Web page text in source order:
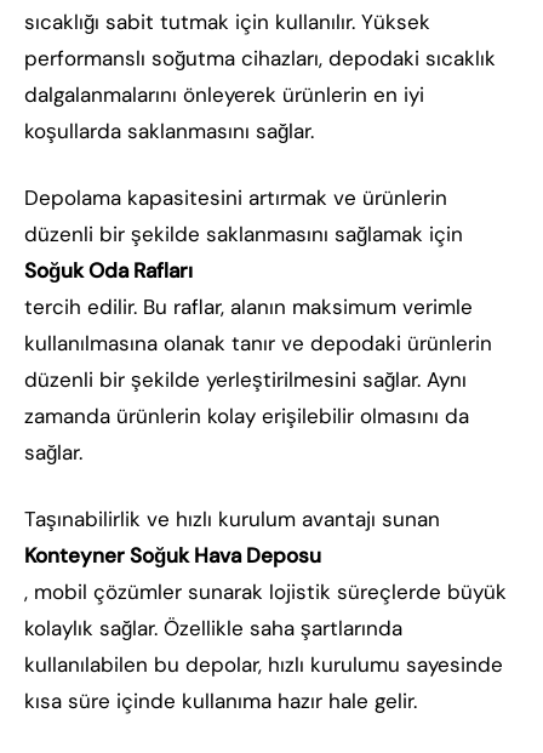
sıcaklığı sabit tutmak için kullanılır. Yüksek
performanslı soğutma cihazları, depodaki sıcaklık
dalgalanmalarını önleyerek ürünlerin en iyi
koşullarda saklanmasını sağlar.
Depolama kapasitesini artırmak ve ürünlerin
düzenli bir şekilde saklanmasını sağlamak için
Soğuk Oda Rafları
tercih edilir. Bu raflar, alanın maksimum verimle
kullanılmasına olanak tanır ve depodaki ürünlerin
düzenli bir şekilde yerleştirilmesini sağlar. Aynı
zamanda ürünlerin kolay erişilebilir olmasını da
sağlar.
Taşınabilirlik ve hızlı kurulum avantajı sunan
Konteyner Soğuk Hava Deposu
, mobil çözümler sunarak lojistik süreçlerde büyük
kolaylık sağlar. Özellikle saha şartlarında
kullanılabilen bu depolar, hızlı kurulumu sayesinde
kısa süre içinde kullanıma hazır hale gelir.